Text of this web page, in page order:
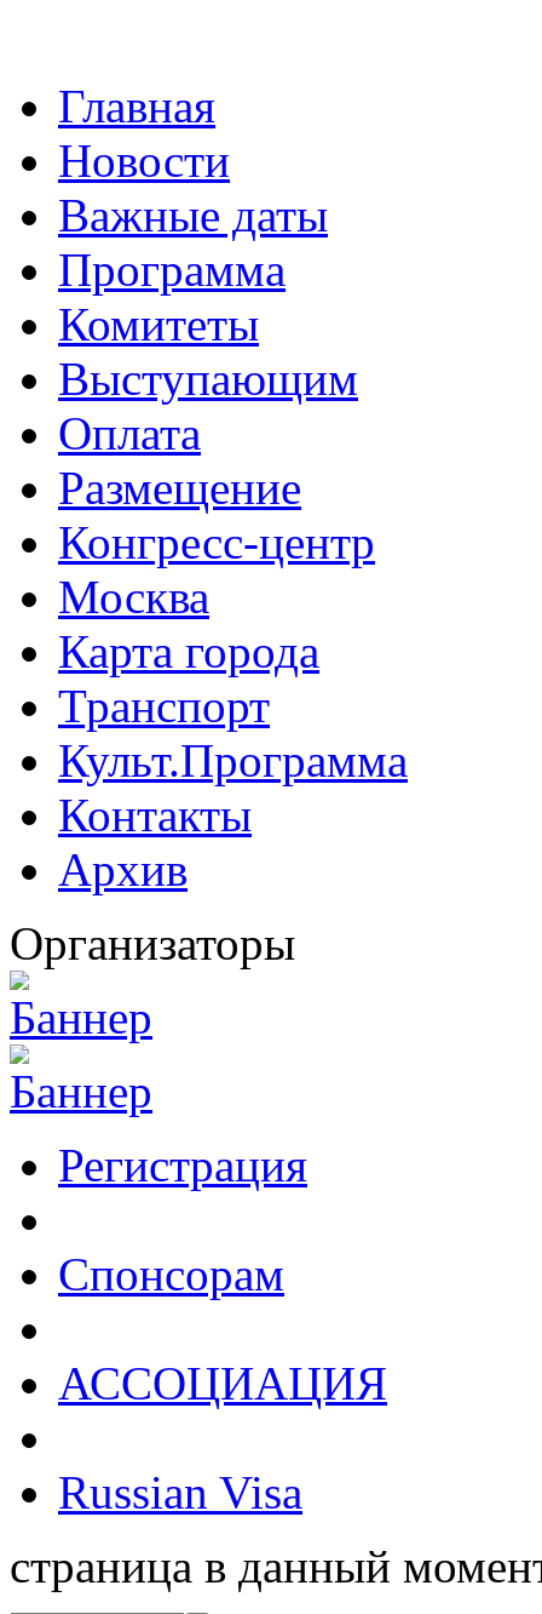
Главная
Новости
Важные даты
Программа
Комитеты
Выступающим
Оплата
Размещение
Конгресс-центр
Москва
Карта города
Транспорт
Культ.Программа
Контакты
Архив
Организаторы
Регистрация
Спонсорам
АССОЦИАЦИЯ
Russian Visa
страница в данный